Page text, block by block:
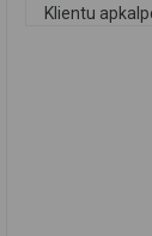
Klientu